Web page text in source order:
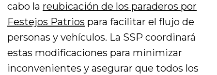
cabo la reubicación de los paraderos por
Festejos Patrios para facilitar el flujo de
personas y vehículos. La SSP coordinará
estas modificaciones para minimizar
inconvenientes y asegurar que todos los